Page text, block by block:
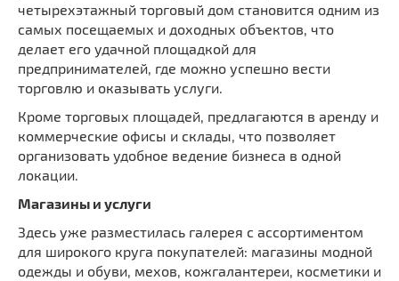
четырехэтажный торговый дом становится одним из
самых посещаемых и доходных объектов, что
делает его удачной площадкой для
предпринимателей, где можно успешно вести
торговлю и оказывать услуги.
Кроме торговых площадей, предлагаются в аренду и
коммерческие офисы и склады, что позволяет
организовать удобное ведение бизнеса в одной
локации.
Магазины и услуги
Здесь уже разместилась галерея с ассортиментом
для широкого круга покупателей: магазины модной
одежды и обуви, мехов, кожгалантереи, косметики и